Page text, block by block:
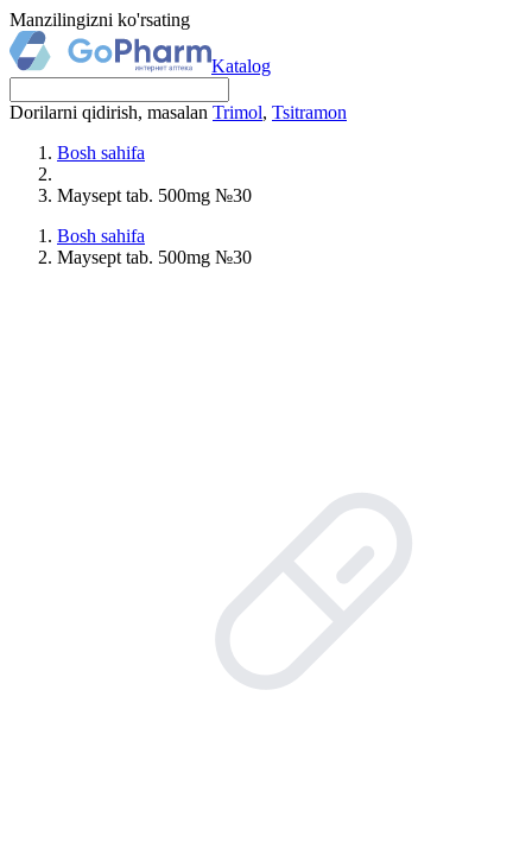
Manzilingizni ko'rsating
Katalog
Dorilarni qidirish, masalan Trimol, Tsitramon
Bosh sahifa
Maysept tab. 500mg №30
Bosh sahifa
Maysept tab. 500mg №30